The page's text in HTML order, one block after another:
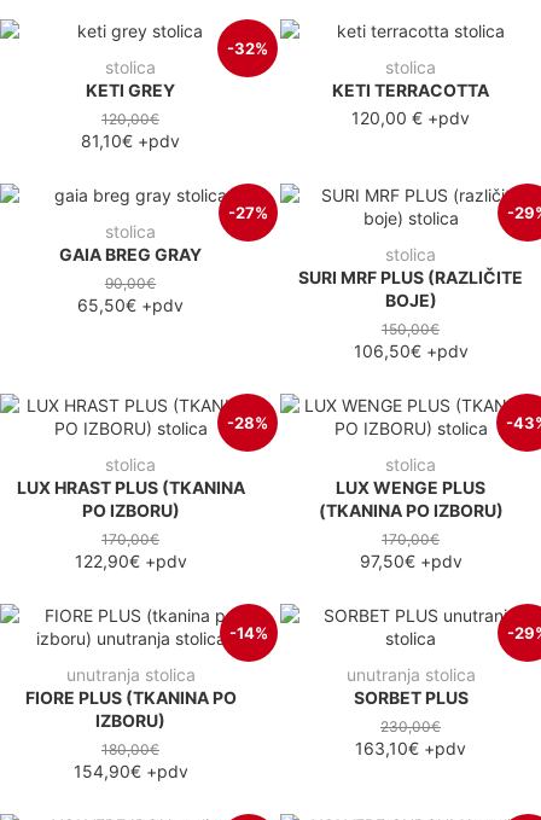
-32%
stolica
KETI GREY
120,00€
81,10€ +pdv
stolica
KETI TERRACOTTA
120,00 € +pdv
-27%
stolica
GAIA BREG GRAY
90,00€
65,50€ +pdv
-
stolica
SURI MRF PLUS (RAZLIČITE
BOJE)
150,00€
106,50€+pdv
-28%
stolica
LUX HRAST PLUS (TKANINA
PO IZBORU)
170,00€
122,90€+pdv
-
stolica
LUX WENGE PLUS
(TKANINA PO IZBORU)
170,00€
97,50€+pdv
-14%
unutranja stolica
FIORE PLUS (TKANINA PO
IZBORU)
180,00€
154,90€+pdv
-
unutranja stolica
SORBET PLUS
230,00€
163,10€ +pdv